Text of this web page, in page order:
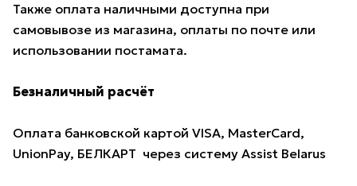
Также оплата наличными доступна при
самовывозе из магазина, оплаты по почте или
использовании постамата.
Безналичный расчёт
Оплата банковской картой VISA, MasterCard,
UnionPay, БЕЛКАРТ через систему Assist Belarus